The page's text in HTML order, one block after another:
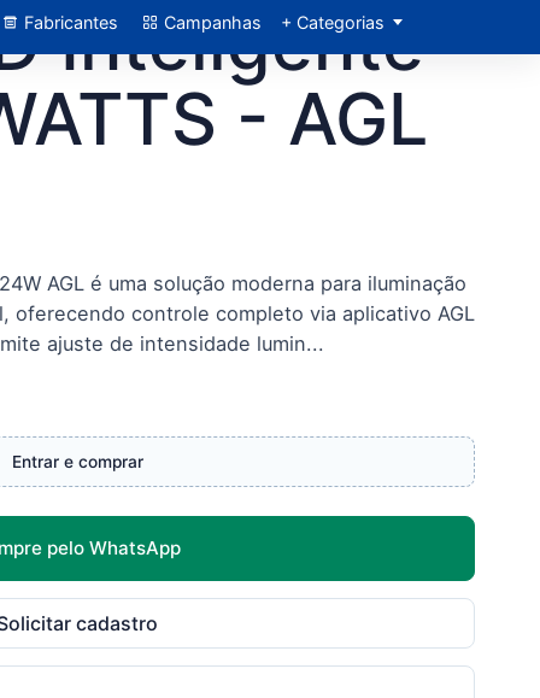
Fabricantes Campanhas + Categorias
Inteligente
- AGL
AGL é uma solução moderna para iluminação
oferecendo controle completo via aplicativo AGL
ajuste de intensidade lumin...
Entrar e comprar
pelo WhatsApp
cadastro